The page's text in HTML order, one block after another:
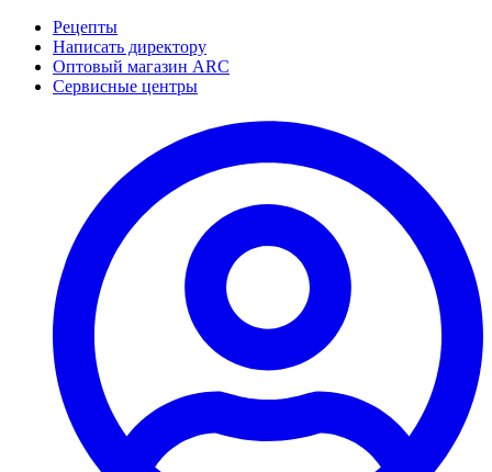
Рецепты
Написать директору
Оптовый магазин ARC
Сервисные центры